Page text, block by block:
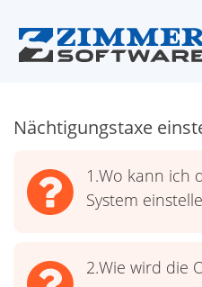
Nächtigungstaxe
1.Wo kann ich
System
2.Wie wird die